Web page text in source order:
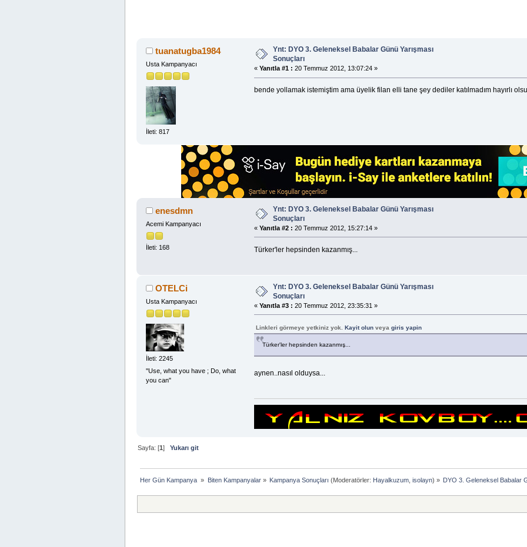
tuanatugba1984
Usta Kampanyacı
İleti: 817
Ynt: DYO 3. Geleneksel Babalar Günü Yarışması
Sonuçları
« Yanıtla #1 : 20 Temmuz 2012, 13:07:24 »
bende yollamak istemiştim ama üyelik filan elli tane şey dediler katılmadım hayırlı
enesdmn
Acemi Kampanyacı
İleti: 168
Ynt: DYO 3. Geleneksel Babalar Günü Yarışması
Sonuçları
« Yanıtla #2 : 20 Temmuz 2012, 15:27:14 »
Türker'ler hepsinden kazanmış...
OTELCi
Usta Kampanyacı
İleti: 2245
''Use, what you have ; Do, what
you can"
Ynt: DYO 3. Geleneksel Babalar Günü Yarışması
Sonuçları
« Yanıtla #3 : 20 Temmuz 2012, 23:35:31 »
Linkleri görmeye yetkiniz yok. Kayit olunveya giris yapin
Türker'ler hepsinden kazanmış...
aynen..nasıl olduysa...
Sayfa: [1]Yukarı git
Her Gün Kampanya » Biten Kampanyalar» Kampanya Sonuçları (Moderatörler: Hayalkuzum, isolayn) » DYO 3. Geleneksel Babalar